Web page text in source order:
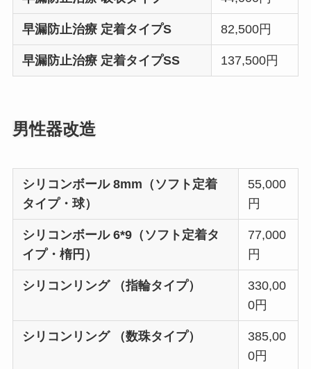
早漏防止治療 定着タイプS 82,500円
早漏防止治療 定着タイプSS 137,500円
男性器改造
シリコンボール 8mm（ソフト定着
タイプ・球）
55,000
円
シリコンボール 6*9（ソフト定着タ
イプ・楕円）
77,000
円
シリコンリング （指輪タイプ）
330,00
0円
シリコンリング （数珠タイプ）
385,00
0円